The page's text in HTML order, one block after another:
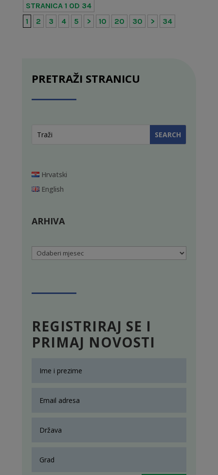
STRANICA 1 OD 34
1
2 3 4 5 > 10 20 30 > 34
PRETRAŽI STRANICU
Hrvatski
English
ARHIVA
Arhiva
REGISTRIRAJ SE I
PRIMAJ NOVOSTI